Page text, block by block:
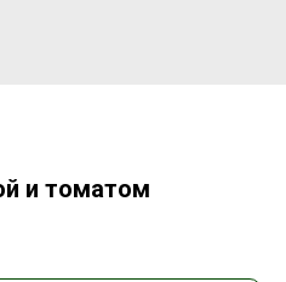
и томатом